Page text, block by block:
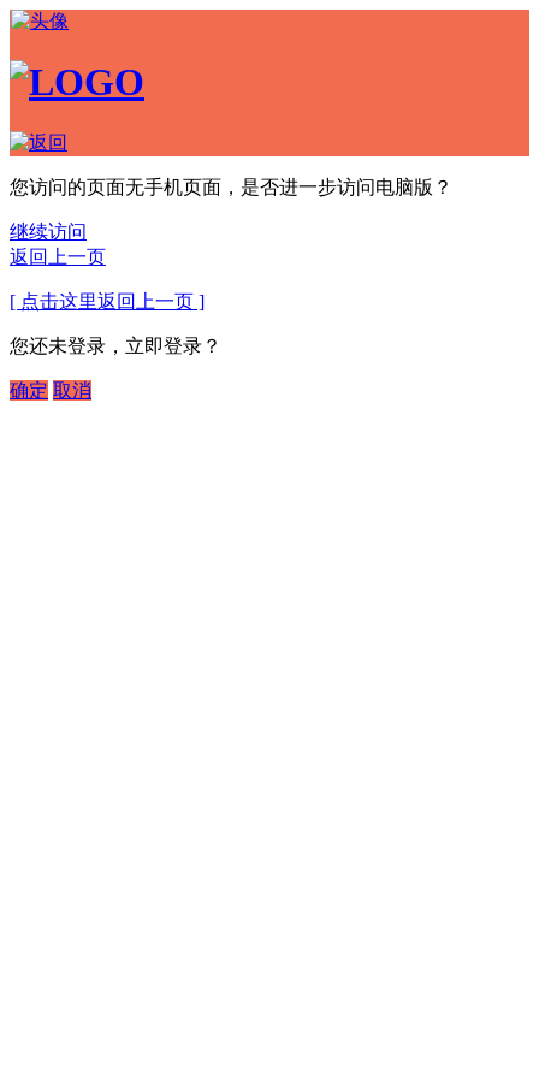
您访问的页面无手机页面，是否进一步访问电脑版？
继续访问
返回上一页
[ 点击这里返回上一页 ]
您还未登录，立即登录？
确定 取消